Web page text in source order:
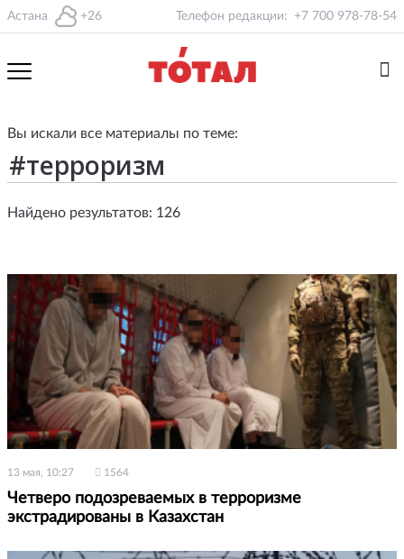
Астана +26 Телефон редакции: +7 700 978-78-54
Вы искали все материалы по теме:
Найдено результатов: 126
13 мая, 10:27 1564
Четверо подозреваемых в терроризме
экстрадированы в Казахстан